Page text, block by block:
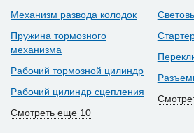
Механизм развода колодок
Пружина тормозного
механизма
Рабочий тормозной цилиндр
Рабочий цилиндр сцепления
Смотреть еще 10